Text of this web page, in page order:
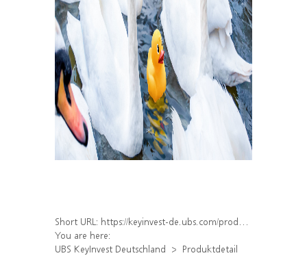
Short URL: https://keyinvest-de.ubs.com/produkt/detail/index/isin/DE000WA64MW4
You are here:
UBS KeyInvest Deutschland
Produktdetail